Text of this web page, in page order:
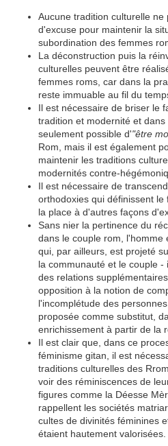
Aucune tradition culturelle
d'excuse pour maintenir la
subordination des femmes
La déconstruction puis la
culturelles peuvent être
femmes roms, car dans la
reste immuable au fil du
Il est nécessaire de briser le
tradition et modernité et
seulement possible d'"être
Rom, mais il est également
maintenir les traditions
modernités contre-
Il est nécessaire de
orthodoxies qui définissent le
la place à d'autres façons
Sans nier la pertinence du
dans le couple rom, l'homme
qui, par ailleurs, est projeté
la communauté et le couple
des relations
opposition à la notion de
l'incomplétude des
proposée comme substitut,
enrichissement à partir de la
Il est clair que, dans ce
féminisme gitan, il est
traditions culturelles des
voir des réminiscences de
figures comme la Déesse
rappellent les sociétés
cultes de divinités féminines
étaient hautement valorisées.